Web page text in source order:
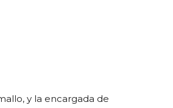
y la encargada de